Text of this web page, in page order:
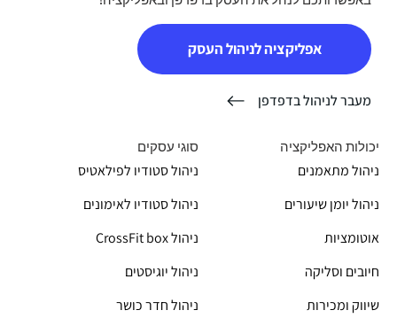
אפליקציה לניהול העסק
מעבר לניהול בדפדפן
ניהול מתאמנים
ניהול יומן שיעורים
אוטומציות
חיובים וסליקה
שיווק ומכירות
יכולות האפליקציה
ניהול סטודיו לפילאטיס
ניהול סטודיו לאימונים
CrossFit box ניהול
ניהול יוגיסטים
ניהול חדר כושר
סוגי עסקים